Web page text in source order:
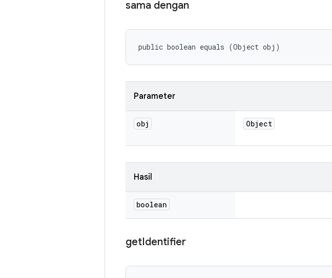
sama dengan
public boolean equals (Object obj)
Parameter
obj Object
Hasil
boolean
getIdentifier